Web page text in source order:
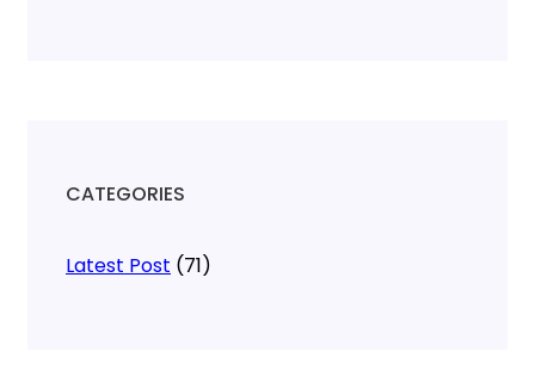
CATEGORIES
Latest Post (71)